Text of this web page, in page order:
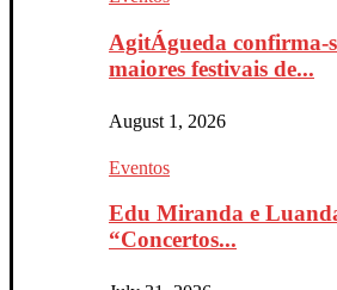
AgitÁgueda confirma-
maiores festivais de...
August 1, 2026
Eventos
Edu Miranda e
“Concertos...